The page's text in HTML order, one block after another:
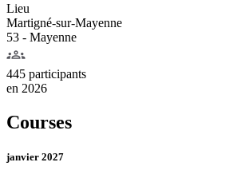
Lieu
Martigné-sur-Mayenne
53 - Mayenne
445 participants
en 2026
Courses
janvier 2027